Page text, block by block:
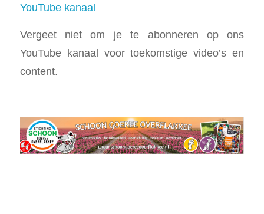
YouTube kanaal
Vergeet niet om je te abonneren op ons
YouTube kanaal voor toekomstige video’s en
content.